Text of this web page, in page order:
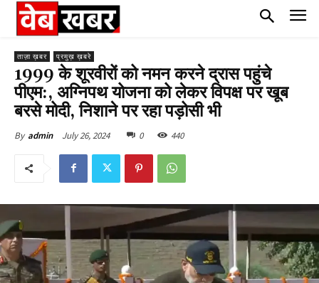
ताज़ा ख़बर प्रमुख़ ख़बरे
1999 के शूरवीरों को नमन करने द्रास पहुंचे
पीएम:, अग्निपथ योजना को लेकर विपक्ष पर खूब
बरसे मोदी, निशाने पर रहा पड़ोसी भी
By admin July 26, 2024 0 440